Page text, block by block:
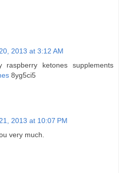
2013 at 3:12 AM
ketones supplements
8yg5ci5
2013 at 10:07 PM
very much.